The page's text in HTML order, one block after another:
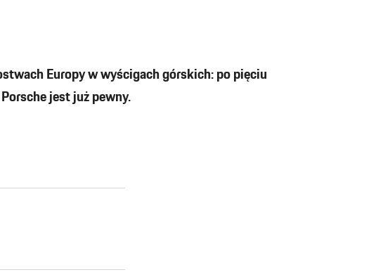
Europy w wyścigach górskich: po pięciu
jest już pewny.